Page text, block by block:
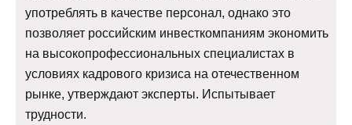
употреблять в качестве персонал, однако это
позволяет российским инвесткомпаниям экономить
на высокопрофессиональных специалистах в
условиях кадрового кризиса на отечественном
рынке, утверждают эксперты. Испытывает
трудности.